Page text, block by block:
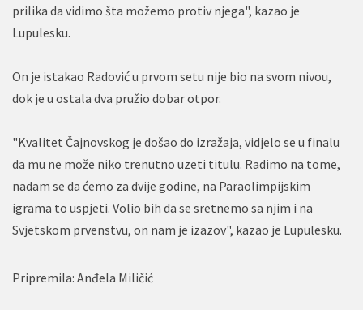
prilika da vidimo šta možemo protiv njega", kazao je
Lupulesku.
On je istakao Radović u prvom setu nije bio na svom nivou,
dok je u ostala dva pružio dobar otpor.
"Kvalitet Čajnovskog je došao do izražaja, vidjelo se u finalu
da mu ne može niko trenutno uzeti titulu. Radimo na tome,
nadam se da ćemo za dvije godine, na Paraolimpijskim
igrama to uspjeti. Volio bih da se sretnemo sa njim i na
Svjetskom prvenstvu, on nam je izazov", kazao je Lupulesku.
Pripremila: Anđela Miličić